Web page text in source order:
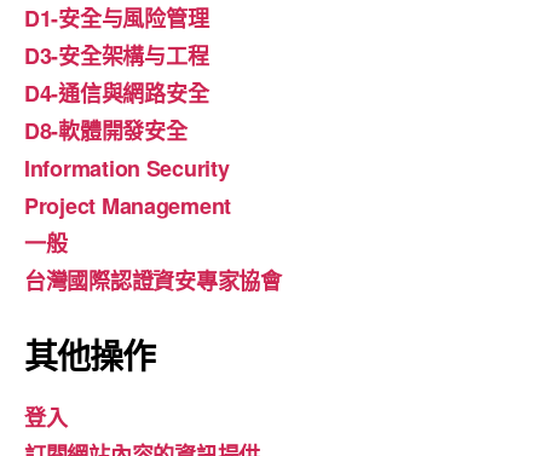
D1-安全与風险管理
D3-安全架構与工程
D4-通信與網路安全
D8-軟體開發安全
Information Security
Project Management
一般
台灣國際認證資安專家協會
其他操作
登入